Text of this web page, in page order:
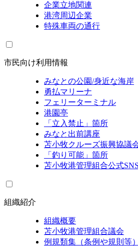
企業立地関連
港湾周辺企業
特殊車両の通行
市民向け利用情報
みなとの公園/身近な海岸
勇払マリーナ
フェリーターミナル
港園亭
「立入禁止」箇所
みなと出前講座
苫小牧クルーズ振興協議
「釣り可能」箇所
苫小牧港管理組合公式
組織紹介
組織概要
苫小牧港管理組合議会
例規類集（条例や規則等）